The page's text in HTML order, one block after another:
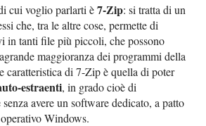
cui voglio parlarti è7-Zip: si tratta di un
che, tra le altre cose, permette di
in tanti file più piccoli, che possono
maggioranza dei programmi della
caratteristica di 7-Zip è quella di poter
estraenti, in grado cioè di
avere un software dedicato, a patto
Windows.